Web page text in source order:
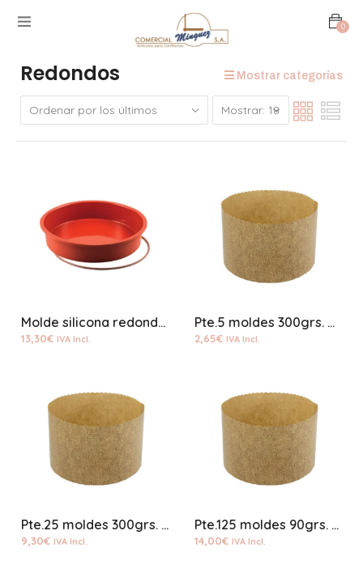
0
Redondos Mostrar categorías
Molde silicona redondo 18cms
13,30€ IVA Incl.
Pte.5 moldes 300grs. papel panetone
2,65€ IVA Incl.
Pte.25 moldes 300grs. papel panetone
9,30€ IVA Incl.
Pte.125 moldes 90grs. papel mini panetone
14,00€ IVA Incl.